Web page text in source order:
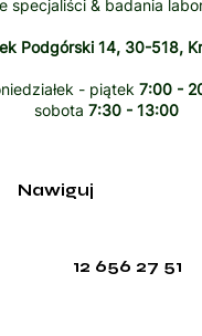
specjaliści & badania
Podgórski 14, 30-518,
- piątek 7:00 -
sobota 7:30 - 13:00
12 656 27 51
Nawiguj